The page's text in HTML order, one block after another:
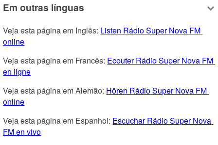
Em outras línguas
Veja esta página em Inglês: Listen Rádio Super Nova FM
online
Veja esta página em Francês: Ecouter Rádio Super Nova FM
en ligne
Veja esta página em Alemão: Hören Rádio Super Nova FM
online
Veja esta página em Espanhol: Escuchar Rádio Super Nova
FM en vivo